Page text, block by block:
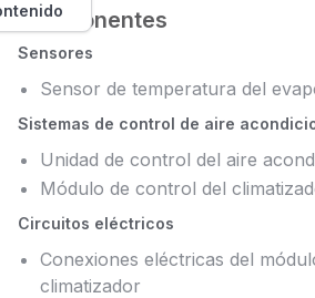
Componentes
Sensores
Sensor de temperatura del
Sistemas de control de aire
Unidad de control del aire
Módulo de control del
Circuitos eléctricos
Conexiones eléctricas del
climatizador